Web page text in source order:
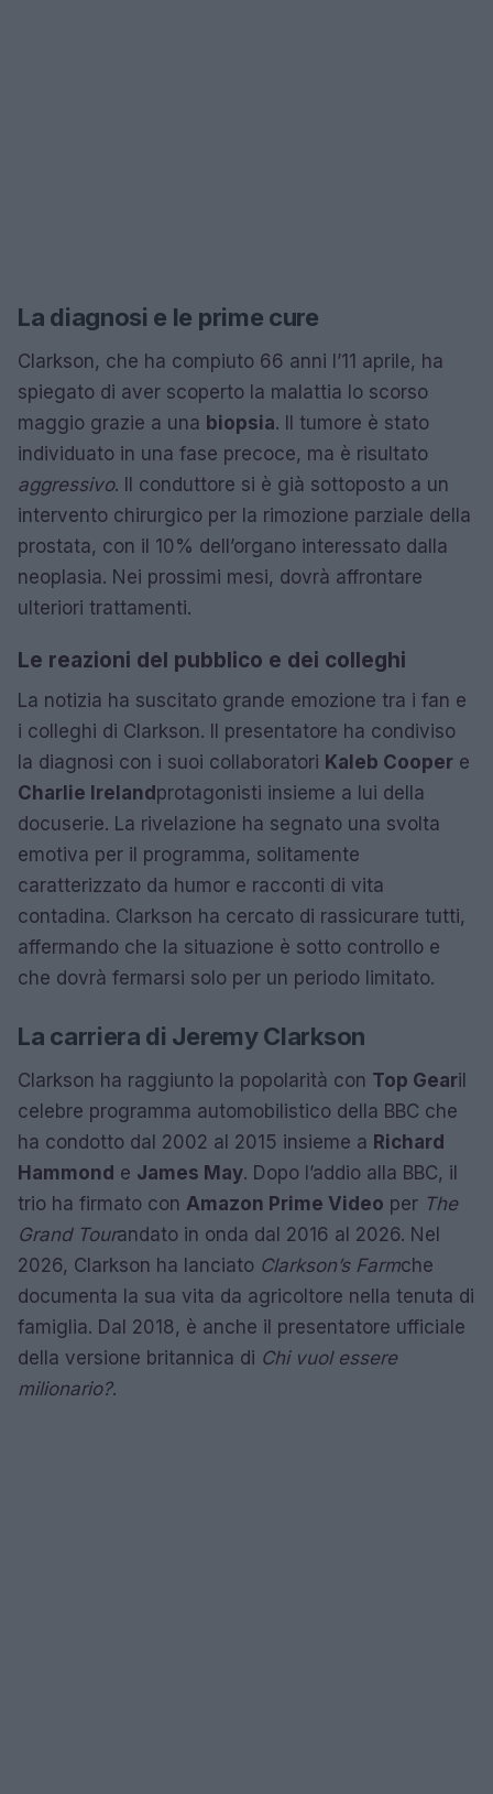
La diagnosi e le prime cure
Clarkson, che ha compiuto 66 anni l’11 aprile, ha
spiegato di aver scoperto la malattia lo scorso
maggio grazie a una biopsia. Il tumore è stato
individuato in una fase precoce, ma è risultato
aggressivo. Il conduttore si è già sottoposto a un
intervento chirurgico per la rimozione parziale della
prostata, con il 10% dell’organo interessato dalla
neoplasia. Nei prossimi mesi, dovrà affrontare
ulteriori trattamenti.
Le reazioni del pubblico e dei colleghi
La notizia ha suscitato grande emozione tra i fan e
i colleghi di Clarkson. Il presentatore ha condiviso
la diagnosi con i suoi collaboratori Kaleb Cooper e
Charlie Ireland protagonisti insieme a lui della
docuserie. La rivelazione ha segnato una svolta
emotiva per il programma, solitamente
caratterizzato da humor e racconti di vita
contadina. Clarkson ha cercato di rassicurare tutti,
affermando che la situazione è sotto controllo e
che dovrà fermarsi solo per un periodo limitato.
La carriera di Jeremy Clarkson
Clarkson ha raggiunto la popolarità con Top Gearil
celebre programma automobilistico della BBC che
ha condotto dal 2002 al 2015 insieme a Richard
Hammond e James May. Dopo l’addio alla BBC, il
trio ha firmato con Amazon Prime Video per The
Grand Tourandato in onda dal 2016 al 2026. Nel
2026, Clarkson ha lanciato Clarkson’s Farmche
documenta la sua vita da agricoltore nella tenuta di
famiglia. Dal 2018, è anche il presentatore ufficiale
della versione britannica di Chi vuol essere
milionario?.